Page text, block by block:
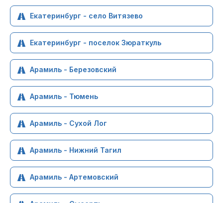
Екатеринбург - село Витязево
Екатеринбург - поселок Зюраткуль
Арамиль - Березовский
Арамиль - Тюмень
Арамиль - Сухой Лог
Арамиль - Нижний Тагил
Арамиль - Артемовский